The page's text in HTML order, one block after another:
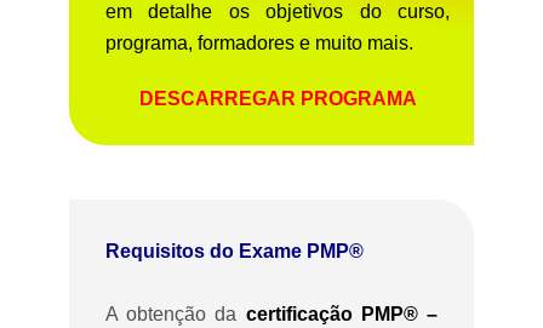
em detalhe os objetivos do curso,
programa, formadores e muito mais.
DESCARREGAR PROGRAMA
Requisitos do Exame PMP®
A obtenção da certificação PMP® –